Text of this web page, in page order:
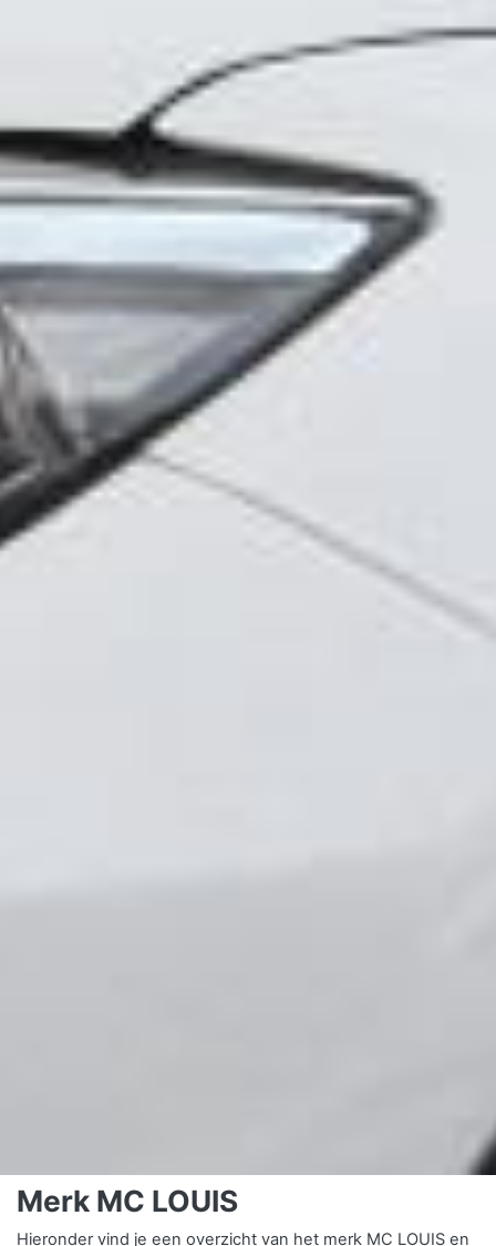
Merk MC LOUIS
Hieronder vind je een overzicht van het merk MC LOUIS en